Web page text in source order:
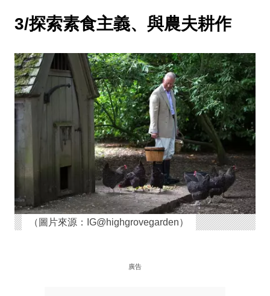
3/探索素食主義、與農夫耕作
（圖片來源：IG@highgrovegarden）
廣告